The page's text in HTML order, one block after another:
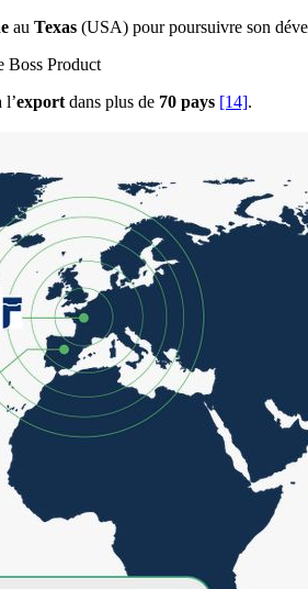
au Texas (USA) pour poursuivre son
Boss Product
l’export dans plus de 70 pays [14].